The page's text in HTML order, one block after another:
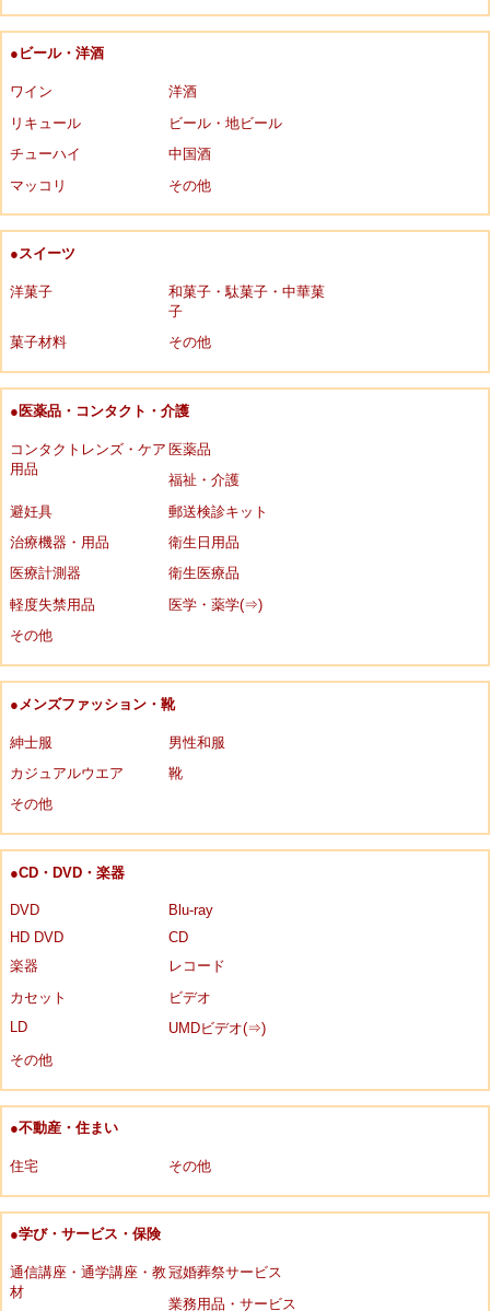
●ビール・洋酒
ワイン
洋酒
リキュール
ビール・地ビール
チューハイ
中国酒
マッコリ
その他
●スイーツ
洋菓子
和菓子・駄菓子・中華菓
子
菓子材料
その他
●医薬品・コンタクト・介護
コンタクトレンズ・ケア
用品
医薬品
福祉・介護
避妊具
郵送検診キット
治療機器・用品
衛生日用品
医療計測器
衛生医療品
軽度失禁用品
医学・薬学(⇒)
その他
●メンズファッション・靴
紳士服
男性和服
カジュアルウエア
靴
その他
●CD・DVD・楽器
DVD
Blu-ray
HD DVD
CD
楽器
レコード
カセット
ビデオ
LD
UMDビデオ(⇒)
その他
●不動産・住まい
住宅 その他
●学び・サービス・保険
通信講座・通学講座・教
材
冠婚葬祭サービス
業務用品・サービス